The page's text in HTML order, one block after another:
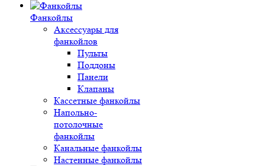
Фанкойлы
Аксессуары для
фанкойлов
Пульты
Поддоны
Панели
Клапаны
Кассетные фанкойлы
Напольно-
потолочные
фанкойлы
Канальные фанкойлы
Настенные фанкойлы